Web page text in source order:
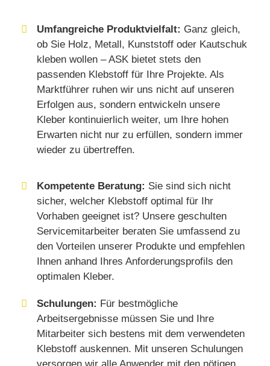
Umfangreiche Produktvielfalt: Ganz gleich,
ob Sie Holz, Metall, Kunststoff oder Kautschuk
kleben wollen – ASK bietet stets den
passenden Klebstoff für Ihre Projekte. Als
Marktführer ruhen wir uns nicht auf unseren
Erfolgen aus, sondern entwickeln unsere
Kleber kontinuierlich weiter, um Ihre hohen
Erwarten nicht nur zu erfüllen, sondern immer
wieder zu übertreffen.
Kompetente Beratung: Sie sind sich nicht
sicher, welcher Klebstoff optimal für Ihr
Vorhaben geeignet ist? Unsere geschulten
Servicemitarbeiter beraten Sie umfassend zu
den Vorteilen unserer Produkte und empfehlen
Ihnen anhand Ihres Anforderungsprofils den
optimalen Kleber.
Schulungen: Für bestmögliche
Arbeitsergebnisse müssen Sie und Ihre
Mitarbeiter sich bestens mit dem verwendeten
Klebstoff auskennen. Mit unseren Schulungen